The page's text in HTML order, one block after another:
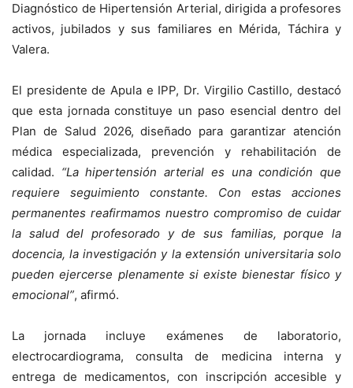
Diagnóstico de Hipertensión Arterial, dirigida a profesores
activos, jubilados y sus familiares en Mérida, Táchira y
Valera.
El presidente de Apula e IPP, Dr. Virgilio Castillo, destacó
que esta jornada constituye un paso esencial dentro del
Plan de Salud 2026, diseñado para garantizar atención
médica especializada, prevención y rehabilitación de
calidad. “La hipertensión arterial es una condición que
requiere seguimiento constante. Con estas acciones
permanentes reafirmamos nuestro compromiso de cuidar
la salud del profesorado y de sus familias, porque la
docencia, la investigación y la extensión universitaria solo
pueden ejercerse plenamente si existe bienestar físico y
emocional”, afirmó.
La jornada incluye exámenes de laboratorio,
electrocardiograma, consulta de medicina interna y
entrega de medicamentos, con inscripción accesible y